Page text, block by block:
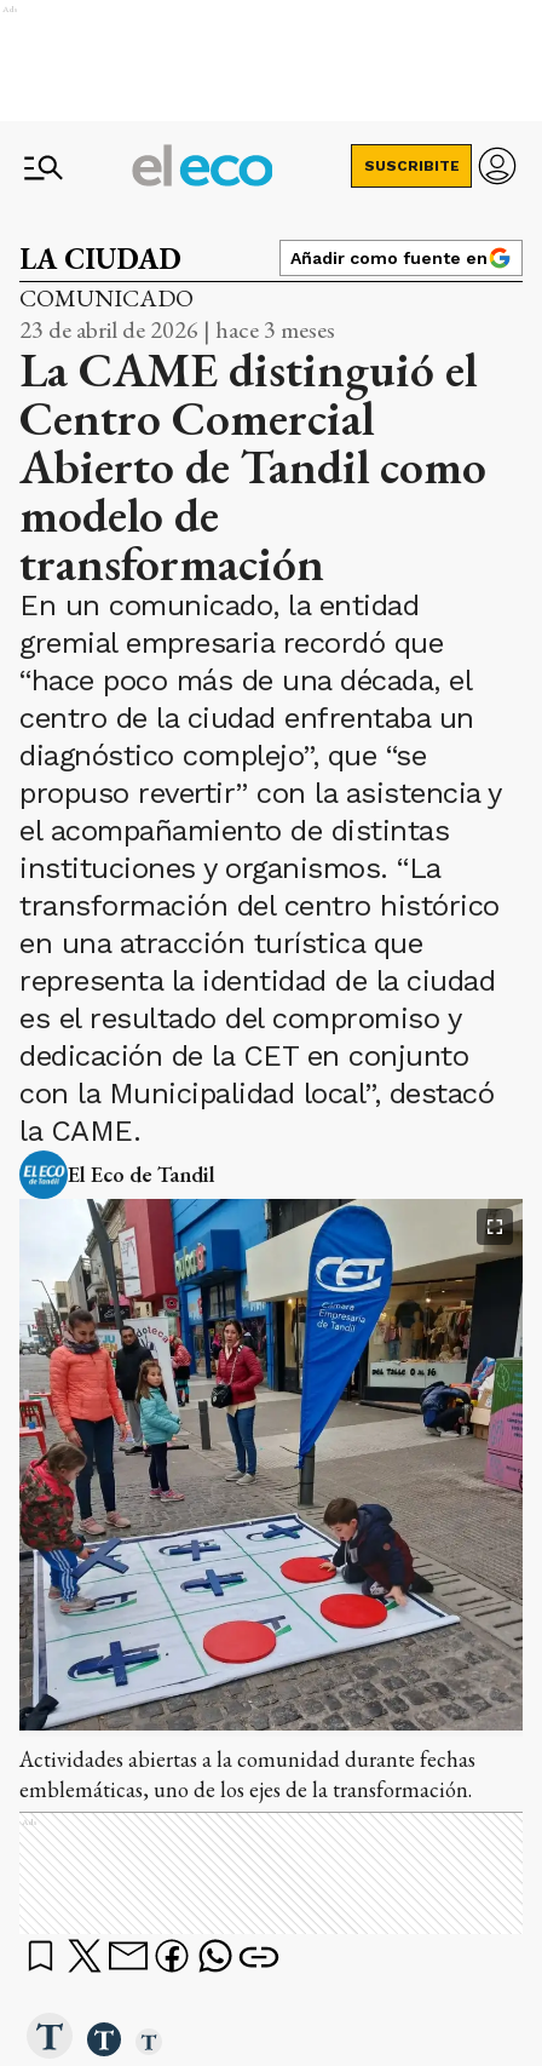
Ads
SUSCRIBITE
LA CIUDAD Añadir como fuente en
COMUNICADO
23 de abril de 2026 | hace 3 meses
La CAME distinguió el
Centro Comercial
Abierto de Tandil como
modelo de
transformación
En un comunicado, la entidad
gremial empresaria recordó que
“hace poco más de una década, el
centro de la ciudad enfrentaba un
diagnóstico complejo”, que “se
propuso revertir” con la asistencia y
el acompañamiento de distintas
instituciones y organismos. “La
transformación del centro histórico
en una atracción turística que
representa la identidad de la ciudad
es el resultado del compromiso y
dedicación de la CET en conjunto
con la Municipalidad local”, destacó
la CAME.
El Eco de Tandil
Actividades abiertas a la comunidad durante fechas
emblemáticas, uno de los ejes de la transformación.
Ads